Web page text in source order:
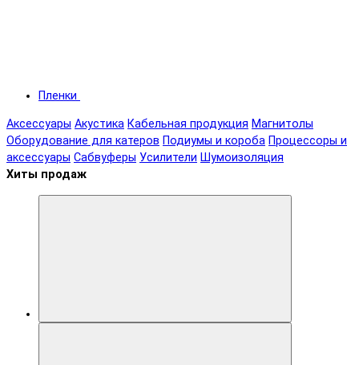
Пленки
Аксессуары Акустика Кабельная продукция Магнитолы
Оборудование для катеров Подиумы и короба Процессоры и
аксессуары Сабвуферы Усилители Шумоизоляция
Хиты продаж